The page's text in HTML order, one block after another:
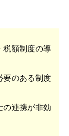
税額制度の導
要のある制度
の連携が非効